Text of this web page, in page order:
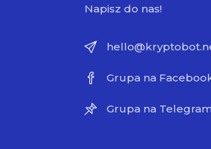
Napisz do nas!
Grupa na
Grupa na